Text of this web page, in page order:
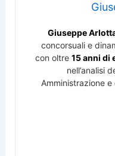
Giuseppe
concorsuali e
con oltre 15 anni di
nell’analisi
Amministrazione